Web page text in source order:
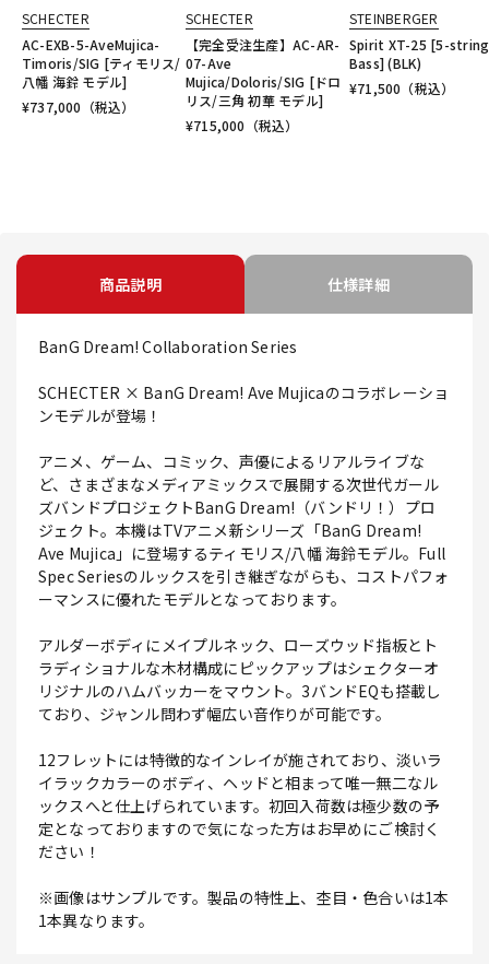
SCHECTER
AC-EXB-5-AveMujica-
Timoris/SIG [ティモリス/
八幡 海鈴 モデル]
¥737,000 （税込）
SCHECTER
【完全受注生産】AC-AR-
07-Ave
Mujica/Doloris/SIG [ドロ
リス/三角 初華 モデル]
¥715,000 （税込）
STEINBERGER
Spirit XT-25 [5-
Bass] (BLK)
¥71,500 （税込）
商品説明 仕様詳細
BanG Dream! Collaboration Series
SCHECTER × BanG Dream! Ave Mujicaのコラボレーショ
ンモデルが登場！
アニメ、ゲーム、コミック、声優によるリアルライブな
ど、さまざまなメディアミックスで展開する次世代ガール
ズバンドプロジェクトBanG Dream!（バンドリ！）プロ
ジェクト。本機はTVアニメ新シリーズ「BanG Dream!
Ave Mujica」に登場するティモリス/八幡 海鈴モデル。Full
Spec Seriesのルックスを引き継ぎながらも、コストパフォ
ーマンスに優れたモデルとなっております。
アルダーボディにメイプルネック、ローズウッド指板とト
ラディショナルな木材構成にピックアップはシェクターオ
リジナルのハムバッカーをマウント。3バンドEQも搭載し
ており、ジャンル問わず幅広い音作りが可能です。
12フレットには特徴的なインレイが施されており、淡いラ
イラックカラーのボディ、ヘッドと相まって唯一無二なル
ックスへと仕上げられています。初回入荷数は極少数の予
定となっておりますので気になった方はお早めにご検討く
ださい！
※画像はサンプルです。製品の特性上、杢目・色合いは1本
1本異なります。